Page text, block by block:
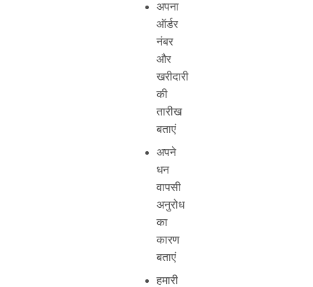
अपना
ऑर्डर
नंबर
और
खरीदारी
की
तारीख
बताएं
अपने
धन
वापसी
अनुरोध
का
कारण
बताएं
हमारी